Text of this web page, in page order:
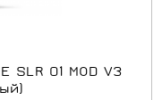
SLR 01 MOD V3